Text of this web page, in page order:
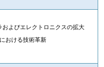
よびエレクトロニクスの拡大
おける技術革新